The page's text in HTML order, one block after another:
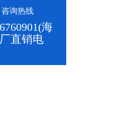
咨询热线
海
直销电